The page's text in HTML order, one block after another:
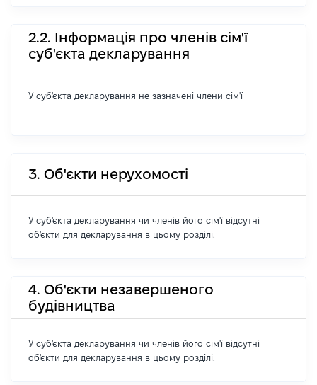
2.2. Інформація про членів сім'ї
суб'єкта декларування
У суб'єкта декларування не зазначені члени сім'ї
3. Об'єкти нерухомості
У суб'єкта декларування чи членів його сім'ї відсутні
об'єкти для декларування в цьому розділі.
4. Об'єкти незавершеного
будівництва
У суб'єкта декларування чи членів його сім'ї відсутні
об'єкти для декларування в цьому розділі.